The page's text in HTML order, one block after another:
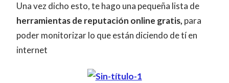
Una vez dicho esto, te hago una pequeña lista de
herramientas de reputación online gratis, para
poder monitorizar lo que están diciendo de tí en
internet